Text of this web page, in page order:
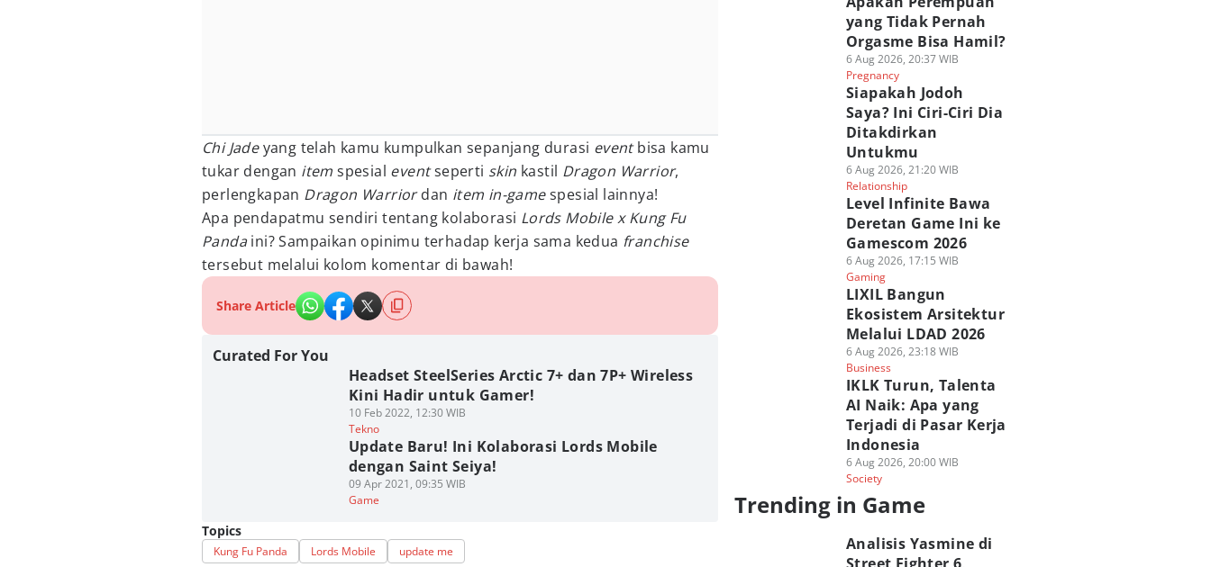
Chi Jadeyang telah kamu kumpulkan sepanjang durasi eventbisa kamu
tukar dengan item spesial eventseperti skin kastil Dragon Warrior,
perlengkapan Dragon Warriordan item in-gamespesial lainnya!
Apa pendapatmu sendiri tentang kolaborasi Lords Mobile x Kung Fu
Pandaini? Sampaikan opinimu terhadap kerja sama kedua franchise
tersebut melalui kolom komentar di bawah!
Share Article
Curated For You
Headset SteelSeries Arctic 7+ dan 7P+ Wireless
Kini Hadir untuk Gamer!
10 Feb 2022, 12:30 WIB
Tekno
Update Baru! Ini Kolaborasi Lords Mobile
dengan Saint Seiya!
09 Apr 2021, 09:35 WIB
Game
Topics
Kung Fu Panda Lords Mobile update me
yang Tidak Pernah
Orgasme Bisa Hamil?
6 Aug 2026, 20:37 WIB
Pregnancy
Siapakah Jodoh
Saya? Ini Ciri-Ciri Dia
Ditakdirkan
Untukmu
6 Aug 2026, 21:20 WIB
Relationship
Level Infinite Bawa
Deretan Game Ini ke
Gamescom 2026
6 Aug 2026, 17:15 WIB
Gaming
LIXIL Bangun
Ekosistem Arsitektur
Melalui LDAD 2026
6 Aug 2026, 23:18 WIB
Business
IKLK Turun, Talenta
AI Naik: Apa yang
Terjadi di Pasar Kerja
Indonesia
6 Aug 2026, 20:00 WIB
Society
Trending in Game
Analisis Yasmine di